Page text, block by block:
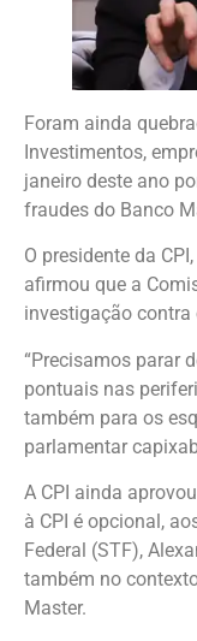
Foram ainda
Investimentos,
janeiro deste ano
fraudes do Banco
O presidente da
afirmou que a
investigação
“Precisamos parar
pontuais nas
também para os
parlamentar
A CPI ainda
à CPI é opcional,
Federal (STF),
também no
Master.